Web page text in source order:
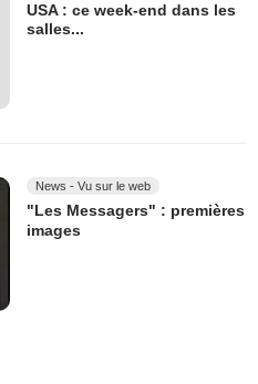
USA : ce week-end dans les
salles...
News - Vu sur le web
"Les Messagers" : premières
images